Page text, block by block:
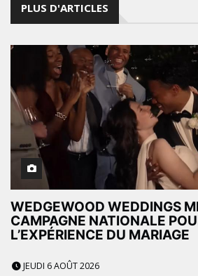
PLUS D'ARTICLES
WEDGEWOOD WEDDINGS
CAMPAGNE NATIONALE
L’EXPÉRIENCE DU MARIAGE
JEUDI 6 AOÛT 2026